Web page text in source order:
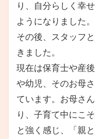
り、自分らしく幸
ようになりました。
その後、スタッフ
きました。
現在は保育士や産
や幼児、そのお母
ています。お母さ
り、子育て中にこ
と強く感じ、「親